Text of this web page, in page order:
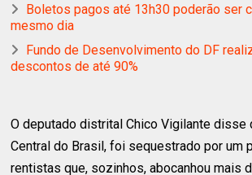
Boletos pagos até 13h30 poderão ser
mesmo dia
Fundo de Desenvolvimento do DF
descontos de até 90%
O deputado distrital Chico Vigilante disse
Central do Brasil, foi sequestrado por um
rentistas que, sozinhos, abocanhou mais